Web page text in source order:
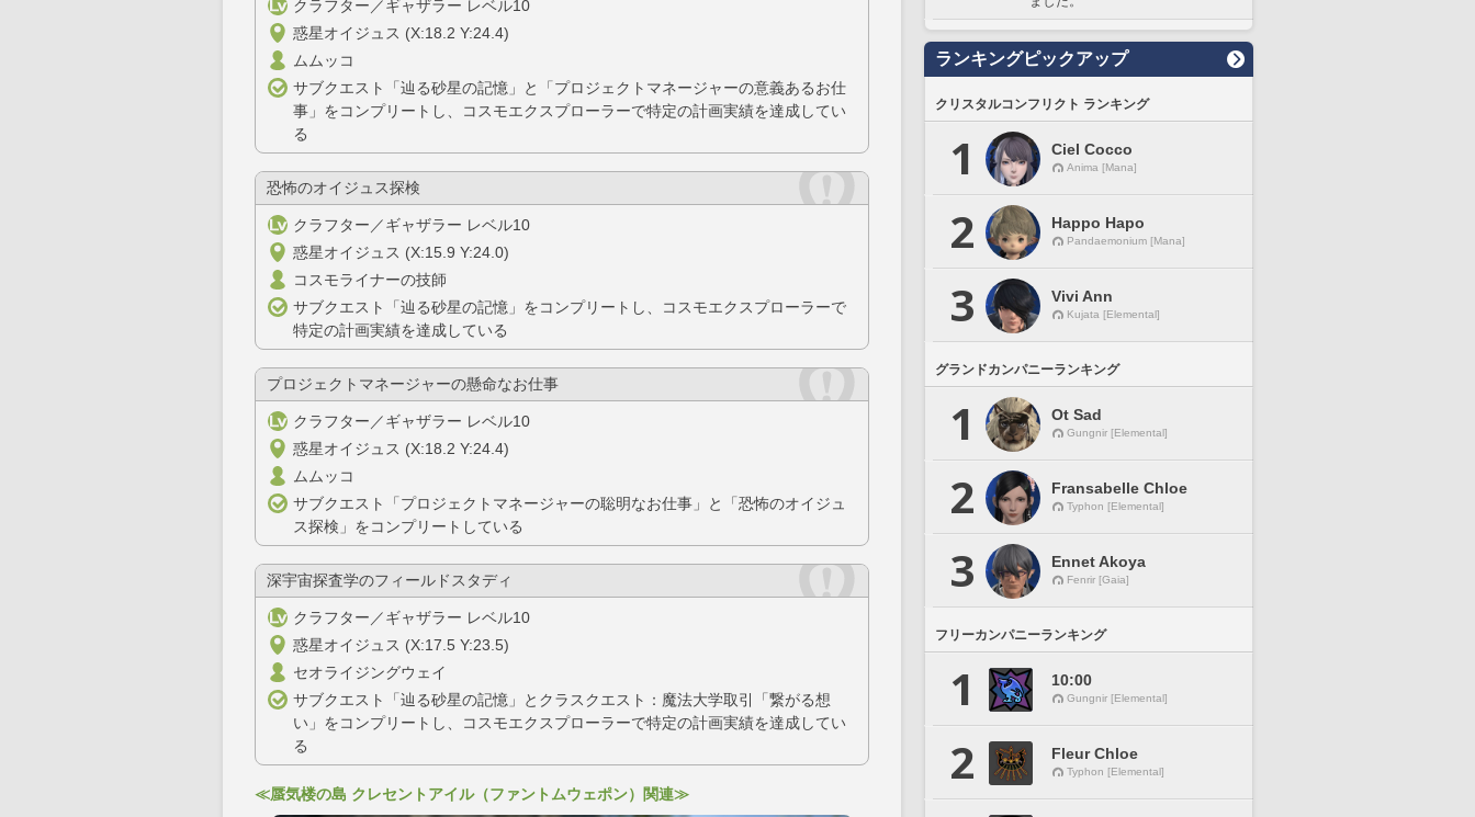
クラフター／ギャザラー レベル10
惑星オイジュス (X:18.2 Y:24.4)
ムムッコ
サブクエスト「辿る砂星の記憶」と「プロジェクトマネージャーの意義あるお仕
事」をコンプリートし、コスモエクスプローラーで特定の計画実績を達成してい
る
恐怖のオイジュス探検
クラフター／ギャザラー レベル10
惑星オイジュス (X:15.9 Y:24.0)
コスモライナーの技師
サブクエスト「辿る砂星の記憶」をコンプリートし、コスモエクスプローラーで
特定の計画実績を達成している
プロジェクトマネージャーの懸命なお仕事
クラフター／ギャザラー レベル10
惑星オイジュス (X:18.2 Y:24.4)
ムムッコ
サブクエスト「プロジェクトマネージャーの聡明なお仕事」と「恐怖のオイジュ
ス探検」をコンプリートしている
深宇宙探査学のフィールドスタディ
クラフター／ギャザラー レベル10
惑星オイジュス (X:17.5 Y:23.5)
セオライジングウェイ
サブクエスト「辿る砂星の記憶」とクラスクエスト：魔法大学取引「繋がる想
い」をコンプリートし、コスモエクスプローラーで特定の計画実績を達成してい
る
≪蜃気楼の島 クレセントアイル（ファントムウェポン）関連≫
ランキングピックアップ
クリスタルコンフリクト ランキング
1 Ciel Cocco
Anima [Mana]
2 Happo Hapo
Pandaemonium [Mana]
3 Vivi Ann
Kujata [Elemental]
グランドカンパニーランキング
1 Ot Sad
Gungnir [Elemental]
2 Fransabelle Chloe
Typhon [Elemental]
3 Ennet Akoya
Fenrir [Gaia]
フリーカンパニーランキング
1 10:00
Gungnir [Elemental]
2 Fleur Chloe
Typhon [Elemental]